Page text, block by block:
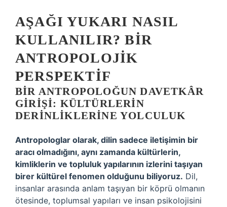
AŞAĞI YUKARI NASIL
KULLANILIR? BIR
ANTROPOLOJIK
PERSPEKTIF
BIR ANTROPOLOĞUN DAVETKÂR
GIRIŞI: KÜLTÜRLERIN
DERINLIKLERINE YOLCULUK
Antropologlar olarak, dilin sadece iletişimin bir
aracı olmadığını, aynı zamanda kültürlerin,
kimliklerin ve topluluk yapılarının izlerini taşıyan
birer kültürel fenomen olduğunu biliyoruz. Dil,
insanlar arasında anlam taşıyan bir köprü olmanın
ötesinde, toplumsal yapıları ve insan psikolojisini